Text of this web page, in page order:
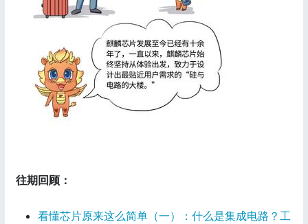
往期回顾：
看懂芯片原来这么简单（一）：什么是集成电路？工